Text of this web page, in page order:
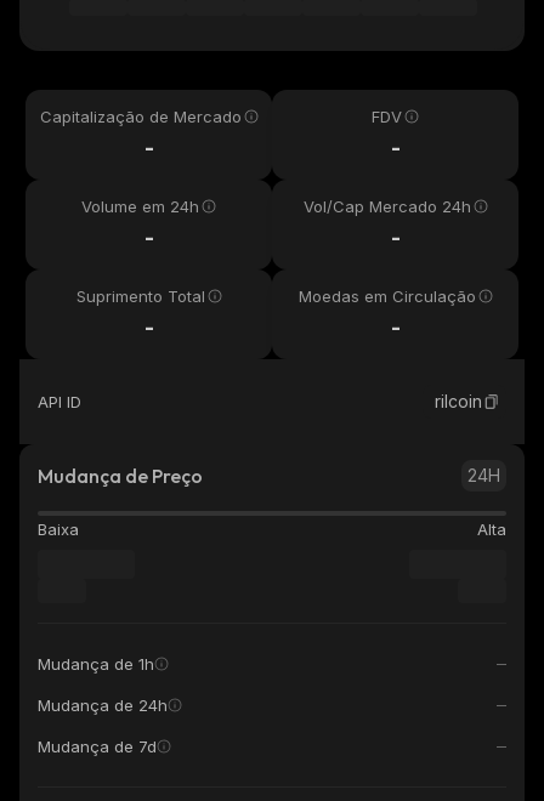
Capitalização de Mercado
-
FDV
-
Volume em 24h
-
Vol/Cap Mercado 24h
-
Suprimento Total
-
Moedas em Circulação
-
API ID rilcoin
Mudança de Preço 24H
Baixa Alta
Mudança de 1h
Mudança de 24h
Mudança de 7d